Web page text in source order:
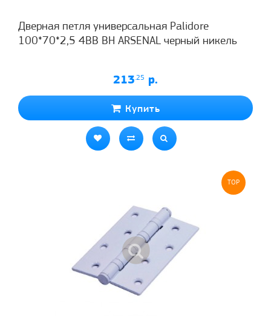
Дверная петля универсальная Palidore
100*70*2,5 4ВВ BH ARSENAL черный никель
213.25 р.
Купить
TOP